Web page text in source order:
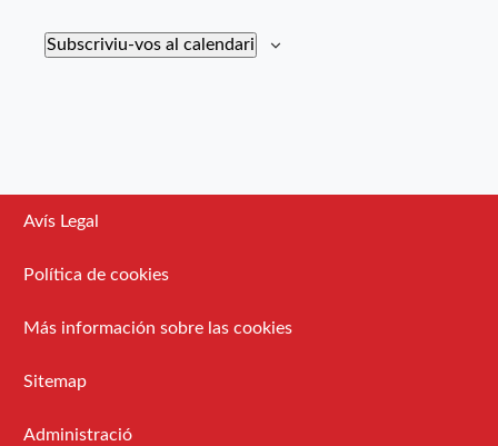
Subscriviu-vos al calendari
Avís Legal
Política de cookies
Más información sobre las cookies
Sitemap
Administració